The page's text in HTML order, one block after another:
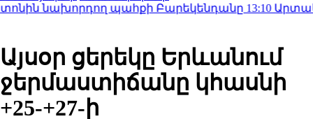
նախորդող պահքի Բարեկենդանը13:10
Այսօր ցերեկը Երևանում
ջերմաստիճանը կհասնի
+25-+27-ի